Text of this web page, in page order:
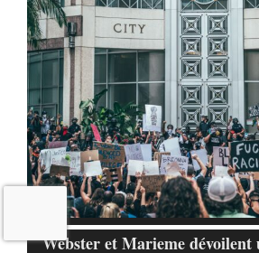
Webster et Marieme dévoilent